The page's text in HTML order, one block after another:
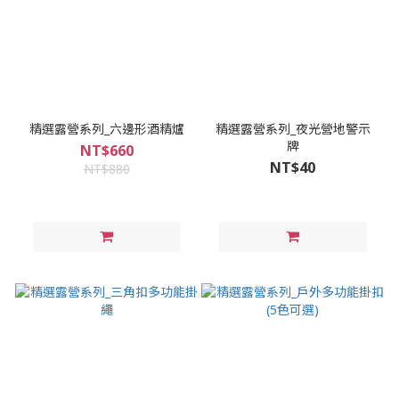
精選露營系列_六邊形酒精爐
NT$660
NT$880
精選露營系列_夜光營地警示
牌
NT$40